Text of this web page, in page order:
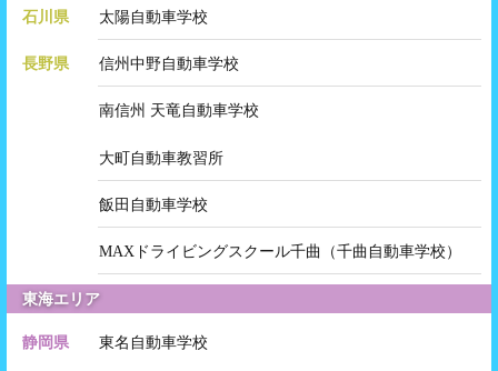
石川県 太陽自動車学校
長野県 信州中野自動車学校
南信州 天竜自動車学校
大町自動車教習所
飯田自動車学校
MAXドライビングスクール千曲（千曲自動車学校）
東海エリア
静岡県 東名自動車学校